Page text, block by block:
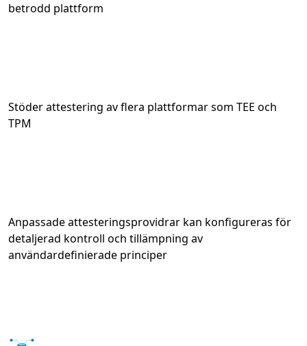
betrodd plattform
Stöder attestering av flera plattformar som TEE och
TPM
Anpassade attesteringsprovidrar kan konfigureras för
detaljerad kontroll och tillämpning av
användardefinierade principer